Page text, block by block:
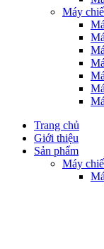
Máy
Trang chủ
Giới thiệu
Sản phẩm
Máy